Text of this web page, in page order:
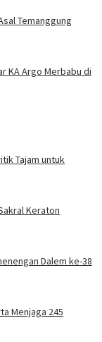
Temanggung
KA Argo Merbabu di
Tajam untuk
Keraton
Dalem ke-38
Menjaga 245